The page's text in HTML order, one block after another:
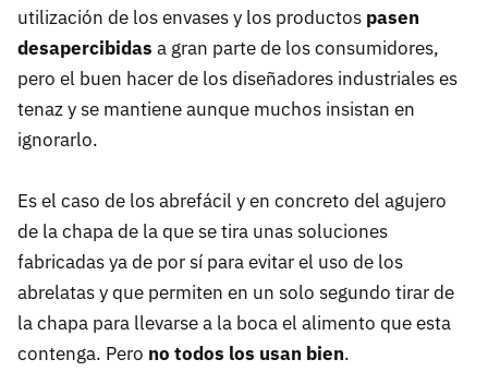
utilización de los envases y los productos pasen
desapercibidas a gran parte de los consumidores,
pero el buen hacer de los diseñadores industriales es
tenaz y se mantiene aunque muchos insistan en
ignorarlo.
Es el caso de los abrefácil y en concreto del agujero
de la chapa de la que se tira unas soluciones
fabricadas ya de por sí para evitar el uso de los
abrelatas y que permiten en un solo segundo tirar de
la chapa para llevarse a la boca el alimento que esta
contenga. Pero no todos los usan bien.